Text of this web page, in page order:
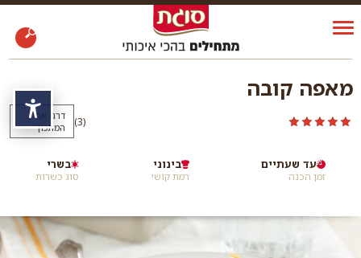
מאפה קובה
(3
)
דרגו את
המתכון
זמן הכנה
עד שעתיים
רמת קושי
בינוני
סוג כשרות
בשרי